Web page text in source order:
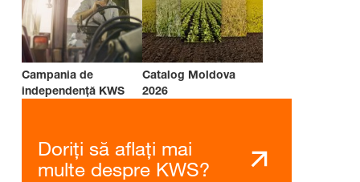
Campania de
independenţă KWS
Catalog Moldova
2026
Doriți să aflați mai
multe despre KWS?